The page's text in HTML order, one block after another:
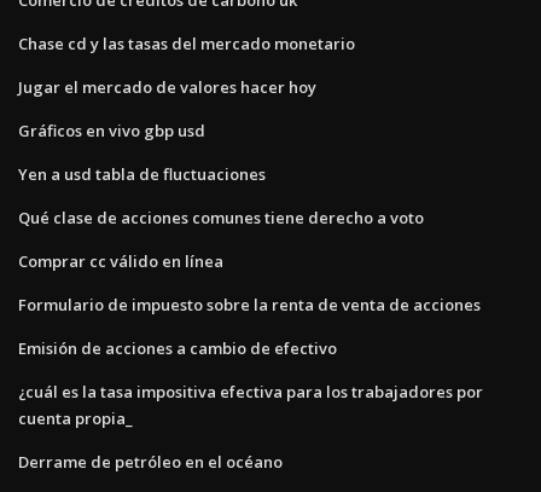
Chase cd y las tasas del mercado monetario
Jugar el mercado de valores hacer hoy
Gráficos en vivo gbp usd
Yen a usd tabla de fluctuaciones
Qué clase de acciones comunes tiene derecho a voto
Comprar cc válido en línea
Formulario de impuesto sobre la renta de venta de acciones
Emisión de acciones a cambio de efectivo
¿cuál es la tasa impositiva efectiva para los trabajadores por
cuenta propia_
Derrame de petróleo en el océano